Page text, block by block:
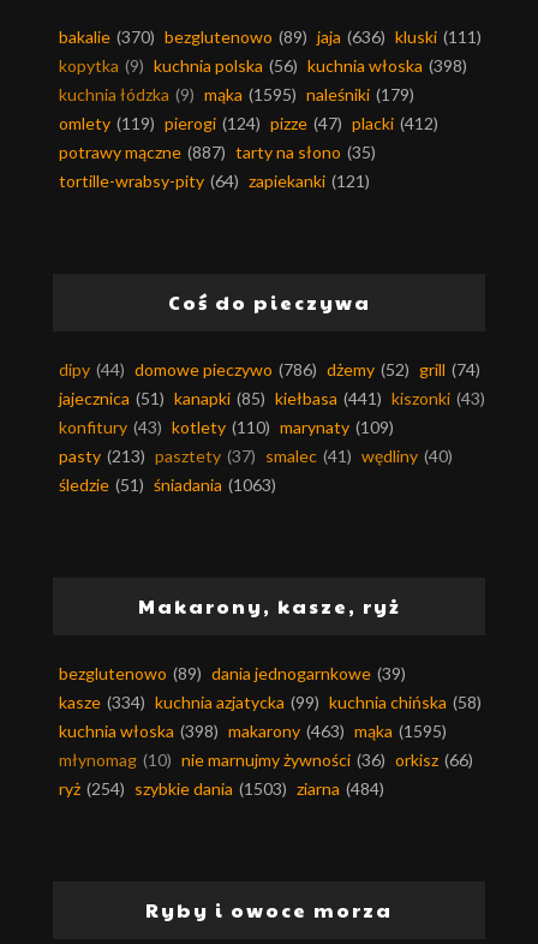
bakalie (370) bezglutenowo (89) jaja (636) kluski (111)
kopytka (9) kuchnia polska (56) kuchnia włoska (398)
kuchnia łódzka (9) mąka (1595) naleśniki (179)
omlety (119) pierogi (124) pizze (47) placki (412)
potrawy mączne (887) tarty na słono (35)
tortille-wrabsy-pity (64) zapiekanki (121)
Coś do pieczywa
dipy (44) domowe pieczywo (786) dżemy (52) grill (74)
jajecznica (51) kanapki (85) kiełbasa (441) kiszonki (43)
konfitury (43) kotlety (110) marynaty (109)
pasty (213) pasztety (37) smalec (41) wędliny (40)
śledzie (51) śniadania (1063)
Makarony, kasze, ryż
bezglutenowo (89) dania jednogarnkowe (39)
kasze (334) kuchnia azjatycka (99) kuchnia chińska (58)
kuchnia włoska (398) makarony (463) mąka (1595)
młynomag (10) nie marnujmy żywności (36) orkisz (66)
ryż (254) szybkie dania (1503) ziarna (484)
Ryby i owoce morza